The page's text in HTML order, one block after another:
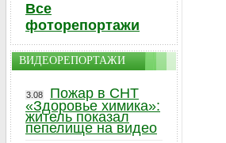
Все
фоторепортажи
ВИДЕОРЕПОРТАЖИ
3.08
Пожар в СНТ
«Здоровье химика»:
житель показал
пепелище на видео